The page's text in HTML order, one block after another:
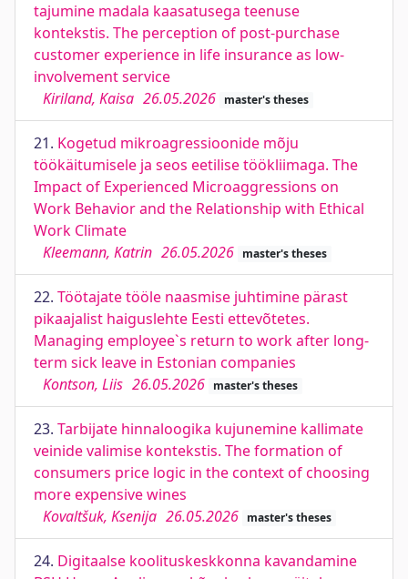
tajumine madala kaasatusega teenuse
kontekstis. The perception of post-purchase
customer experience in life insurance as low-
involvement service
Kiriland, Kaisa 26.05.2026 master's theses
21. Kogetud mikroagressioonide mõju
töökäitumisele ja seos eetilise töökliimaga. The
Impact of Experienced Microaggressions on
Work Behavior and the Relationship with Ethical
Work Climate
Kleemann, Katrin 26.05.2026 master's theses
22. Töötajate tööle naasmise juhtimine pärast
pikaajalist haiguslehte Eesti ettevõtetes.
Managing employee`s return to work after long-
term sick leave in Estonian companies
Kontson, Liis 26.05.2026 master's theses
23. Tarbijate hinnaloogika kujunemine kallimate
veinide valimise kontekstis. The formation of
consumers price logic in the context of choosing
more expensive wines
Kovaltšuk, Ksenija 26.05.2026 master's theses
24. Digitaalse koolituskeskkonna kavandamine